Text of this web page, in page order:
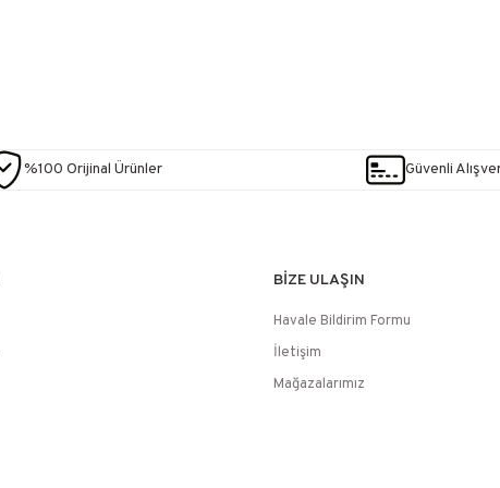
%100 Orijinal Ürünler Güvenli
BİZE ULAŞIN
Havale Bildirim Formu
İletişim
Mağazalarımız